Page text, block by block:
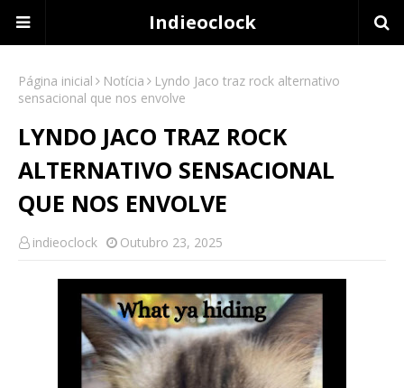
Indieoclock
Página inicial Notícia
Lyndo Jaco traz rock alternativo
sensacional que nos envolve
LYNDO JACO TRAZ ROCK
ALTERNATIVO SENSACIONAL
QUE NOS ENVOLVE
indieoclock Outubro 23, 2025